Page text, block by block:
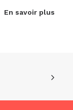
En savoir plus